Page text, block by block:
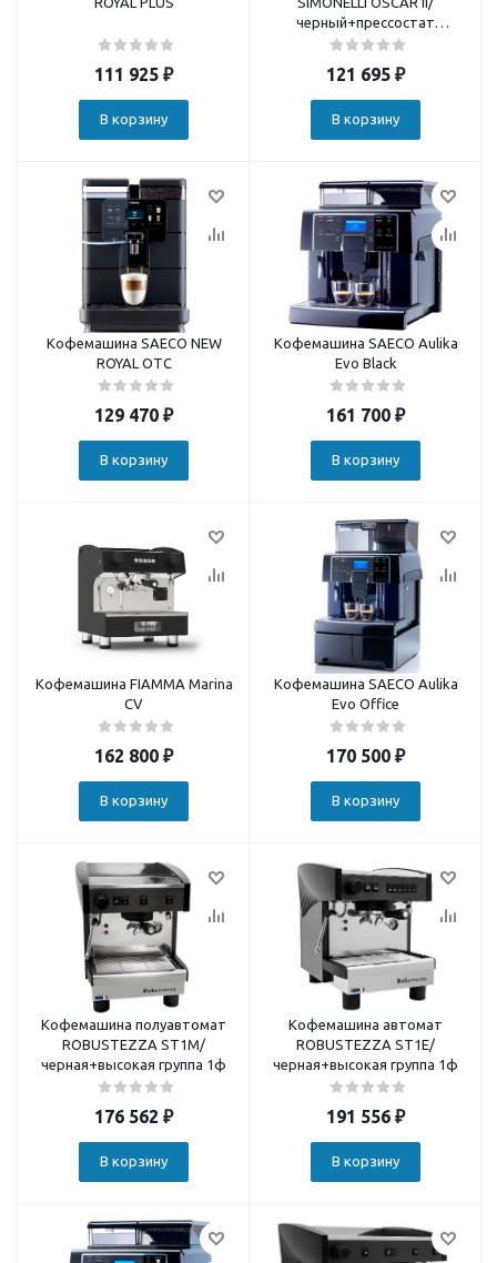
111 925 ₽
В корзину
черный+прессостат
заливная
121 695 ₽
В корзину
Кофемашина SAECO NEW
ROYAL OTC
129 470 ₽
В корзину
Кофемашина SAECO Aulika
Evo Black
161 700 ₽
В корзину
Кофемашина FIAMMA Marina
CV
162 800 ₽
В корзину
Кофемашина SAECO Aulika
Evo Office
170 500 ₽
В корзину
Кофемашина полуавтомат
ROBUSTEZZA ST1M/
черная+высокая группа 1ф
176 562 ₽
В корзину
Кофемашина автомат
ROBUSTEZZA ST1E/
черная+высокая группа 1ф
191 556 ₽
В корзину